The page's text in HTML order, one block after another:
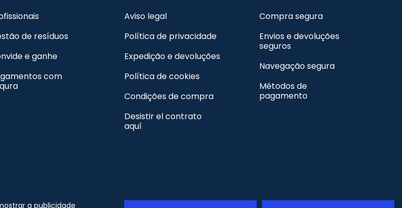
de resíduos
e ganhe
com
Aviso legal
Política de privacidade
Expedição e devoluções
Política de cookies
Condições de compra
Desistir el contrato
aquí
Compra segura
Envios e devoluções
seguros
Navegação segura
Métodos de
pagamento
a publicidade
- CIF B10982650 - Todos os direitos